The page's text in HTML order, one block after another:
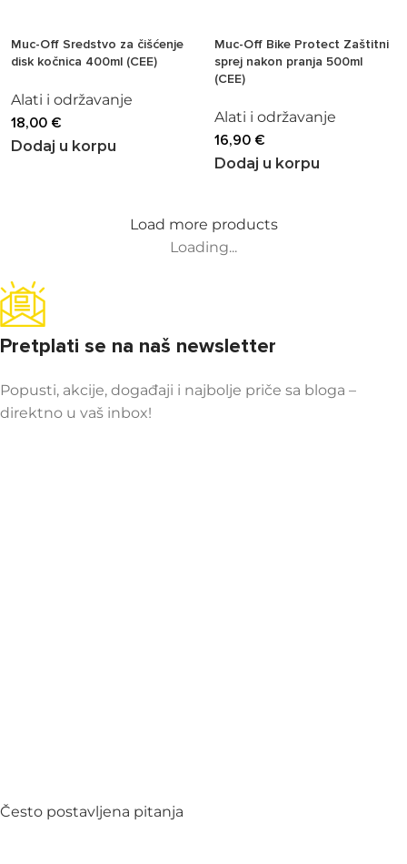
Muc-Off Sredstvo za čišćenje
disk kočnica 400ml (CEE)
Alati i održavanje
18,00 €
Dodaj u korpu
Muc-Off Bike Protect Zaštitni
sprej nakon pranja 500ml
(CEE)
Alati i održavanje
16,90 €
Dodaj u korpu
Load more products
Loading...
Pretplati se na naš newsletter
Popusti, akcije, događaji i najbolje priče sa bloga –
direktno u vaš inbox!
Često postavljena pitanja